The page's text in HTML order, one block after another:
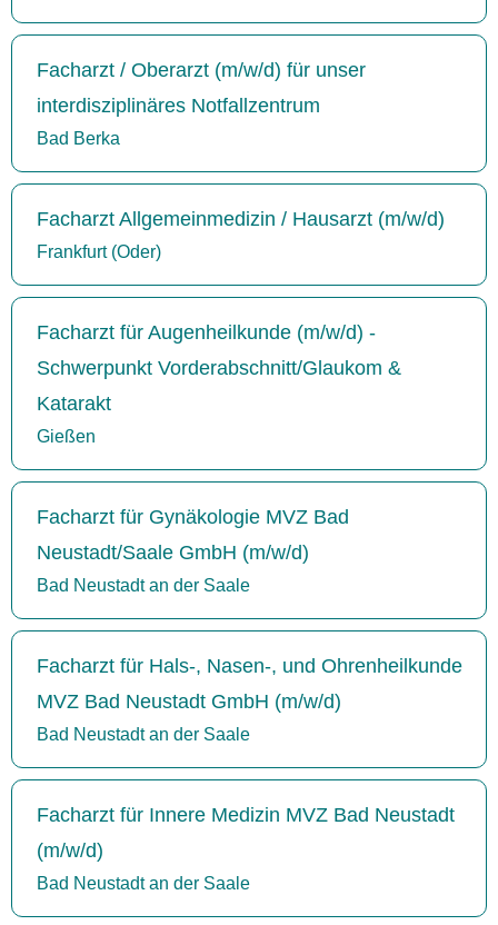
Facharzt / Oberarzt (m/w/d) für unser
interdisziplinäres Notfallzentrum
Bad Berka
Facharzt Allgemeinmedizin / Hausarzt (m/w/d)
Frankfurt (Oder)
Facharzt für Augenheilkunde (m/w/d) -
Schwerpunkt Vorderabschnitt/Glaukom &
Katarakt
Gießen
Facharzt für Gynäkologie MVZ Bad
Neustadt/Saale GmbH (m/w/d)
Bad Neustadt an der Saale
Facharzt für Hals-, Nasen-, und Ohrenheilkunde
MVZ Bad Neustadt GmbH (m/w/d)
Bad Neustadt an der Saale
Facharzt für Innere Medizin MVZ Bad Neustadt
(m/w/d)
Bad Neustadt an der Saale